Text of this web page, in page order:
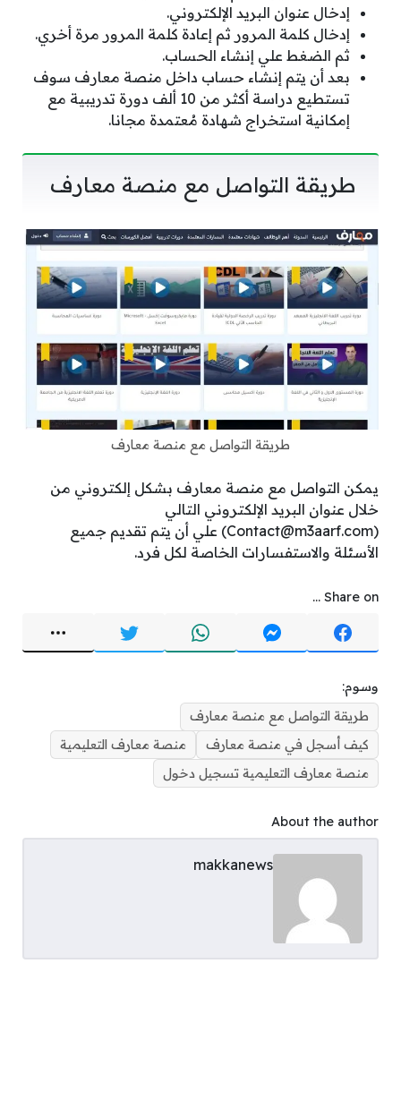
إدخال عنوان البريد الإلكتروني.
إدخال كلمة المرور ثم إعادة كلمة المرور مرة أخري.
ثم الضغط علي إنشاء الحساب.
بعد أن يتم إنشاء حساب داخل منصة معارف سوف
تستطيع دراسة أكثر من 10 ألف دورة تدريبية مع
إمكانية استخراج شهادة مُعتمدة مجانا.
طريقة التواصل مع منصة معارف
طريقة التواصل مع منصة معارف
يمكن التواصل مع منصة معارف بشكل إلكتروني من
خلال عنوان البريد الإلكتروني التالي
(Contact@m3aarf.com) علي أن يتم تقديم جميع
الأسئلة والاستفسارات الخاصة لكل فرد.
Share on ...
وسوم:
طريقة التواصل مع منصة معارف
كيف أسجل في منصة معارف
منصة معارف التعليمية
منصة معارف التعليمية تسجيل دخول
About the author
makkanews